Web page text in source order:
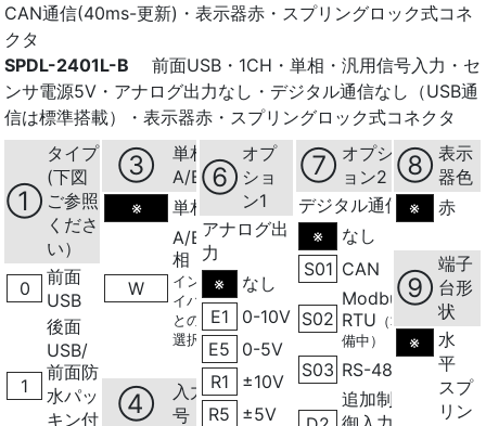
CAN通信(40ms-更新)・表示器赤・スプリングロック式コネ
クタ
SPDL-2401L-B 前面USB・1CH・単相・汎用信号入力・セ
ンサ電源5V・アナログ出力なし・デジタル通信なし（USB通
信は標準搭載）・表示器赤・スプリングロック式コネクタ
①
タイプ
(下図
ご参照
くださ
い）
0
前面
USB
1
後面
USB/
前面防
水パッ
キン付
③
単相・
A/B相
※
単相
W
A/B
相 *ラ
インドラ
イバ入力
との同時
選択不可
④
入力信
号
⑥
オプ
ショ
ン1
アナログ出
力
※
なし
E1
0-10V
E5
0-5V
R1
±10V
R5
±5V
⑦ オプシ
ョン2
デジタル通信
※
なし
S01 CAN
S02
Modbus
RTU （準
備中）
S03 RS-485
追加制
⑧ 表示
器色
※
赤
⑨
端子
台形
状
※
水
平
スプ
リン